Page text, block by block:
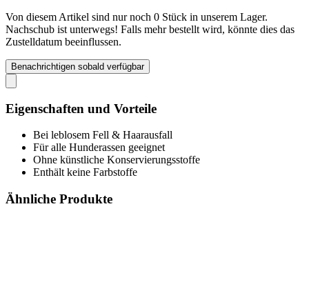
Von diesem Artikel sind nur noch 0 Stück in unserem Lager.
Nachschub ist unterwegs! Falls mehr bestellt wird, könnte dies das
Zustelldatum beeinflussen.
Benachrichtigen sobald verfügbar
Eigenschaften und Vorteile
Bei leblosem Fell & Haarausfall
Für alle Hunderassen geeignet
Ohne künstliche Konservierungsstoffe
Enthält keine Farbstoffe
Ähnliche Produkte